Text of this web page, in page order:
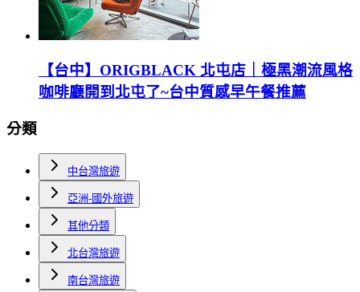
【台中】ORIGBLACK 北屯店｜極黑潮流風格
咖啡廳開到北屯了~台中質感早午餐推薦
分類
中台灣旅遊
亞洲-國外旅遊
其他分類
北台灣旅遊
南台灣旅遊